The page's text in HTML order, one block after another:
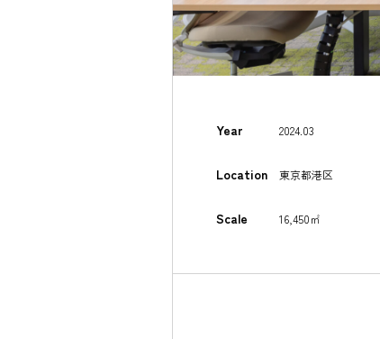
Year 2024.03
Location 東京都港区
Scale 16,450㎡